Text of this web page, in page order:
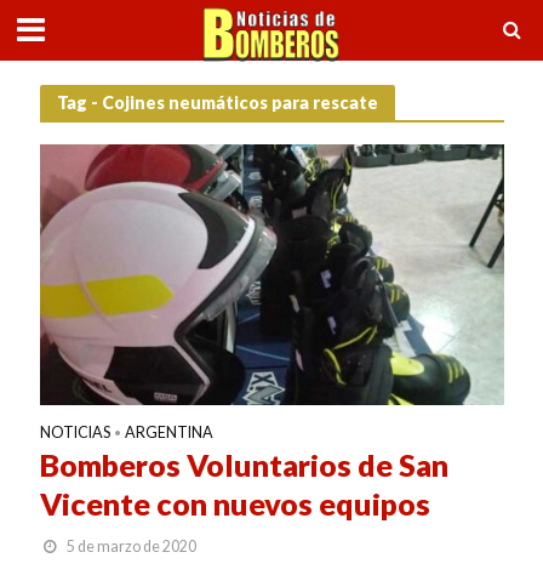
Tag - Cojines neumáticos para rescate
NOTICIAS • ARGENTINA
Bomberos Voluntarios de San
Vicente con nuevos equipos
5 de marzo de 2020